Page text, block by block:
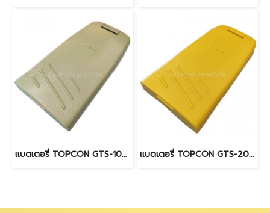
แบตเตอรี่ TOPCON GTS-100 Series แบตเตอรี่ TOPCON GTS-200, 300 Series